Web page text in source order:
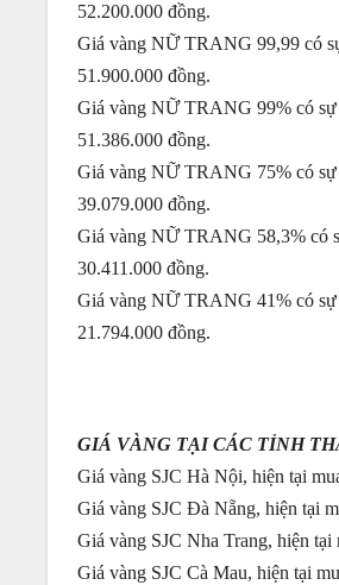
52.200.000 đồng.
Giá vàng NỮ TRANG 99,99 có
51.900.000 đồng.
Giá vàng NỮ TRANG 99% có sự
51.386.000 đồng.
Giá vàng NỮ TRANG 75% có sự
39.079.000 đồng.
Giá vàng NỮ TRANG 58,3% có
30.411.000 đồng.
Giá vàng NỮ TRANG 41% có sự
21.794.000 đồng.
GIÁ VÀNG TẠI CÁC TỈNH
Giá vàng SJC Hà Nội, hiện tại
Giá vàng SJC Đà Nẵng, hiện tại
Giá vàng SJC Nha Trang, hiện
Giá vàng SJC Cà Mau, hiện tại